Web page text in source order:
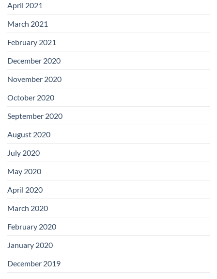
April 2021
March 2021
February 2021
December 2020
November 2020
October 2020
September 2020
August 2020
July 2020
May 2020
April 2020
March 2020
February 2020
January 2020
December 2019